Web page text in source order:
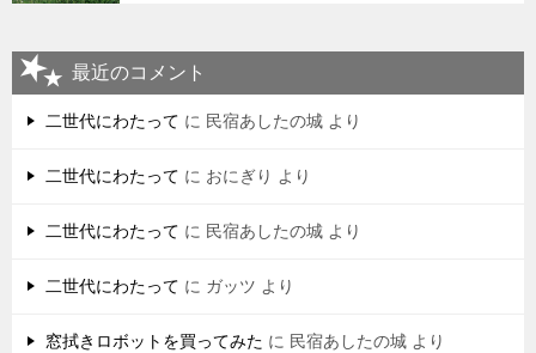
最近のコメント
二世代にわたって に 民宿あしたの城 より
二世代にわたって に おにぎり より
二世代にわたって に 民宿あしたの城 より
二世代にわたって に ガッツ より
窓拭きロボットを買ってみた に 民宿あしたの城 より